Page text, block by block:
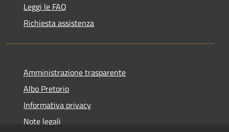
Leggi le FAQ
Richiesta assistenza
Amministrazione trasparente
Albo Pretorio
Informativa privacy
Note legali